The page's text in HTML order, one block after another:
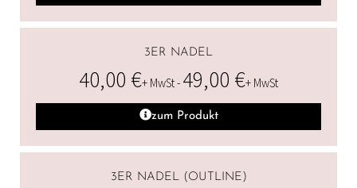
3ER NADEL
40,00 €+ MwSt - 49,00 €+ MwSt
zum Produkt
3ER NADEL (OUTLINE)